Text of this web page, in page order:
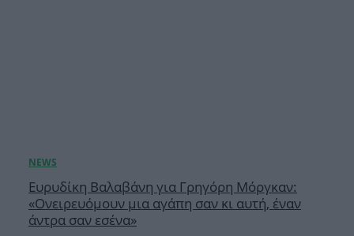
Ευρυδίκη Βαλαβάνη για Γρηγόρη Μόργκαν:
«Oνειρευόμουν μια αγάπη σαν κι αυτή, έναν
άντρα σαν εσένα»